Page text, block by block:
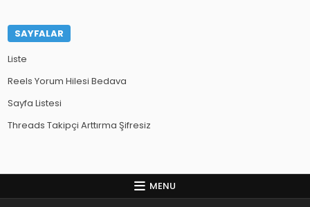
SAYFALAR
Liste
Reels Yorum Hilesi Bedava
Sayfa Listesi
Threads Takipçi Arttırma Şifresiz
MENU